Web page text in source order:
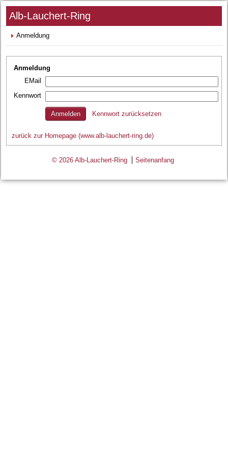
Alb-Lauchert-Ring
Anmeldung
Anmeldung
EMail
Kennwort
Kennwort zurücksetzen
zurück zur Homepage (www.alb-lauchert-ring.de)
© 2026 Alb-Lauchert-Ring Seitenanfang